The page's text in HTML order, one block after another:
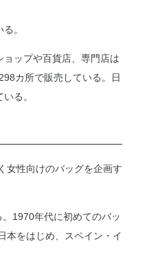
。
ップや百貨店、専門店は
カ所で販売している。日
る。
女性向けのバッグを企画す
1970年代に初めてのバッ
本をはじめ、スペイン・イ